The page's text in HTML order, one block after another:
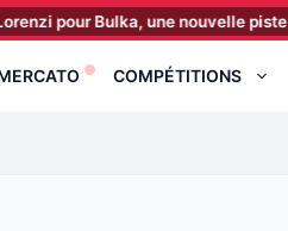
une nouvelle piste en attaque !
COMPÉTITIONS